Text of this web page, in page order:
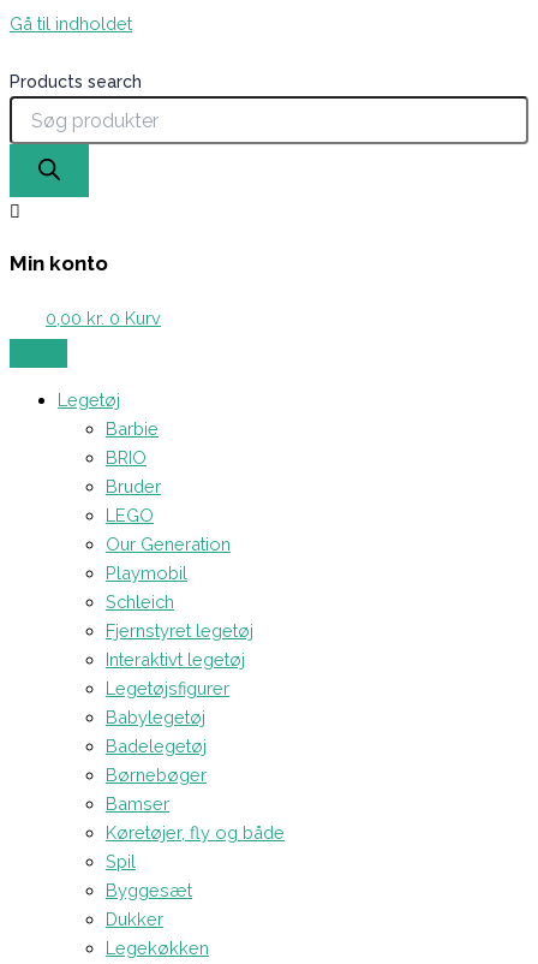
Gå til indholdet
Products search
Min konto
0,00 kr. 0 Kurv
Legetøj
Barbie
BRIO
Bruder
LEGO
Our Generation
Playmobil
Schleich
Fjernstyret legetøj
Interaktivt legetøj
Legetøjsfigurer
Babylegetøj
Badelegetøj
Børnebøger
Bamser
Køretøjer, fly og både
Spil
Byggesæt
Dukker
Legekøkken